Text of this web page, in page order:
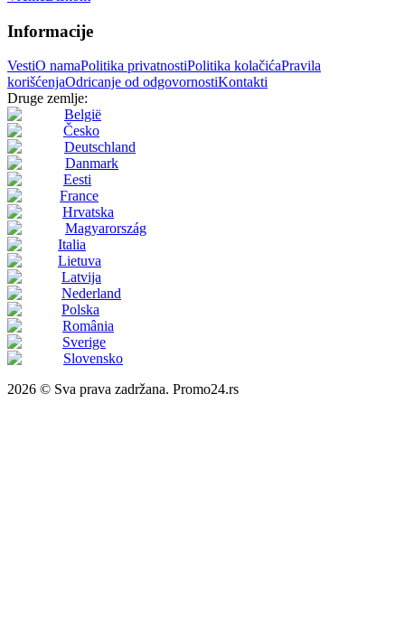
Informacije
VestiO namaPolitika privatnostiPolitika kolačićaPravila
korišćenjaOdricanje od odgovornostiKontakti
Druge zemlje:
België
Česko
Deutschland
Danmark
Eesti
France
Hrvatska
Magyarország
Italia
Lietuva
Latvija
Nederland
Polska
România
Sverige
Slovensko
2026 © Sva prava zadržana. Promo24.rs